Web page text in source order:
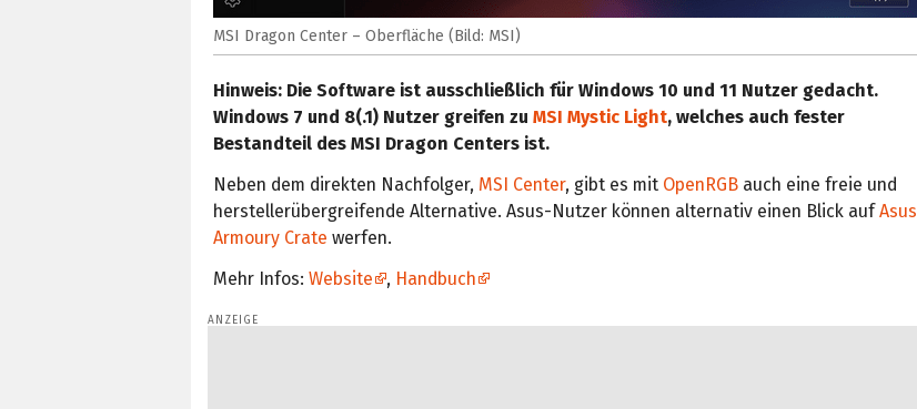
MSI Dragon Center – Oberfläche (Bild: MSI)
Hinweis: Die Software ist ausschließlich für Windows 10 und 11 Nutzer gedacht.
Windows 7 und 8(.1) Nutzer greifen zu MSI Mystic Light, welches auch fester
Bestandteil des MSI Dragon Centers ist.
Neben dem direkten Nachfolger, MSI Center, gibt es mit OpenRGB auch eine freie und
herstellerübergreifende Alternative. Asus-Nutzer können alternativ einen Blick aufAsus
Armoury Crate werfen.
Mehr Infos: Website , Handbuch